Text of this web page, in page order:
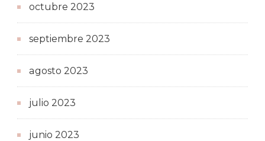
octubre 2023
septiembre 2023
agosto 2023
julio 2023
junio 2023